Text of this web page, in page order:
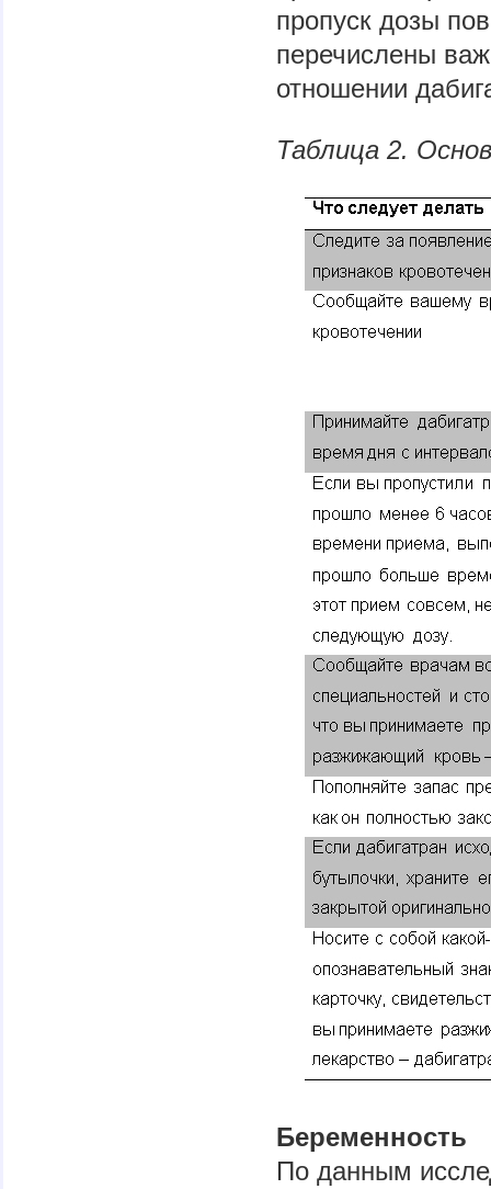
пропуск дозы
перечислены
отношении
Таблица 2.
Беременность
По данным